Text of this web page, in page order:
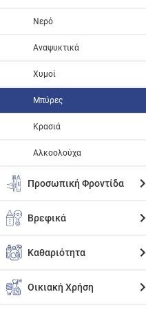
Νερό
Αναψυκτικά
Χυμοί
Μπύρες
Κρασιά
Αλκοολούχα
Προσωπική Φροντίδα
Βρεφικά
Καθαριότητα
Οικιακή Χρήση